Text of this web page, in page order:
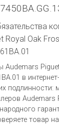
Royal Oak
Audemars
в
Audemars
товар